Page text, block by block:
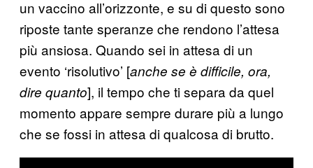
un vaccino all’orizzonte, e su di questo sono
riposte tante speranze che rendono l’attesa
più ansiosa. Quando sei in attesa di un
evento ‘risolutivo’ [anche se è difficile, ora,
dire quanto], il tempo che ti separa da quel
momento appare sempre durare più a lungo
che se fossi in attesa di qualcosa di brutto.